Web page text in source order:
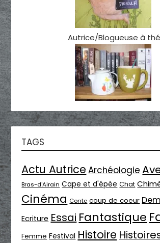
Autrice/Blogueuse à thé
TAGS
Actu Autrice Archéologie
Bras-d'Airain Cape et d'épée Chat
Cinéma Conte coup de coeur
Ecriture Essai Fantastique
Femme Festival Histoire